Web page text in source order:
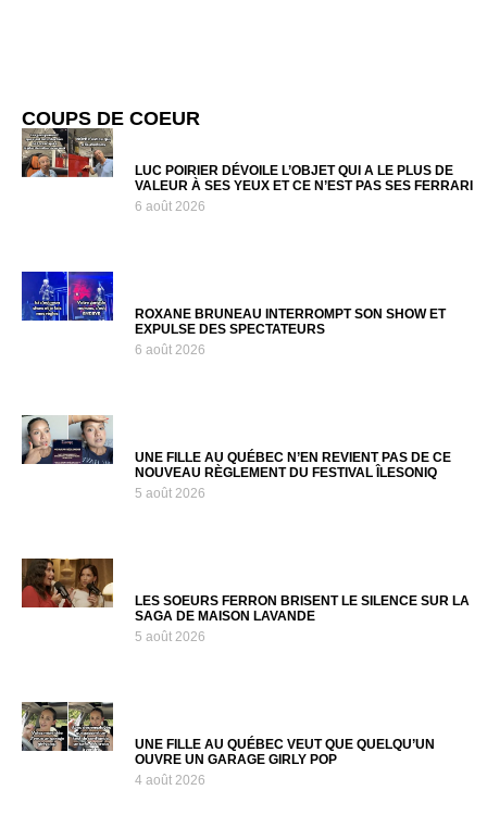
COUPS DE COEUR
LUC POIRIER DÉVOILE L’OBJET QUI A LE PLUS DE
VALEUR À SES YEUX ET CE N’EST PAS SES FERRARI
6 août 2026
ROXANE BRUNEAU INTERROMPT SON SHOW ET
EXPULSE DES SPECTATEURS
6 août 2026
UNE FILLE AU QUÉBEC N’EN REVIENT PAS DE CE
NOUVEAU RÈGLEMENT DU FESTIVAL ÎLESONIQ
5 août 2026
LES SOEURS FERRON BRISENT LE SILENCE SUR LA
SAGA DE MAISON LAVANDE
5 août 2026
UNE FILLE AU QUÉBEC VEUT QUE QUELQU’UN
OUVRE UN GARAGE GIRLY POP
4 août 2026